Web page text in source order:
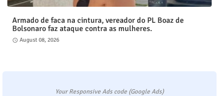
Armado de faca na cintura, vereador do PL Boaz de
Bolsonaro faz ataque contra as mulheres.
August 08, 2026
Your Responsive Ads code (Google Ads)